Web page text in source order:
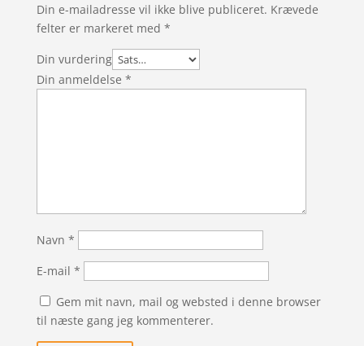
Din e-mailadresse vil ikke blive publiceret. Krævede
felter er markeret med *
Din vurdering
Din anmeldelse *
Navn *
E-mail *
Gem mit navn, mail og websted i denne browser
til næste gang jeg kommenterer.